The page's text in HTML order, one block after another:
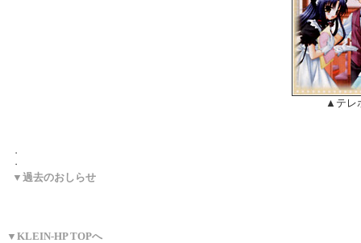
▲テレ
・
・
▼過去のおしらせ
▼KLEIN-HP TOPへ